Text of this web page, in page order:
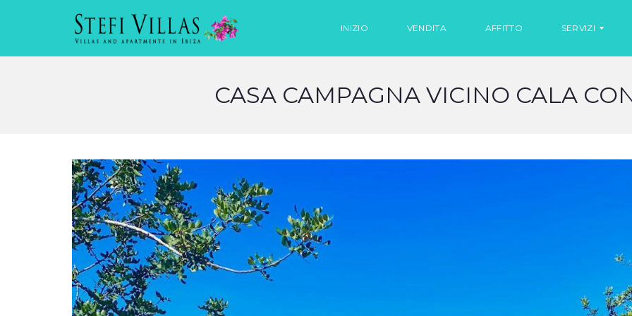
INIZIO VENDITA AFFITTO SERVIZI
N
G
CASA CAMPAGNA VICINO CALA